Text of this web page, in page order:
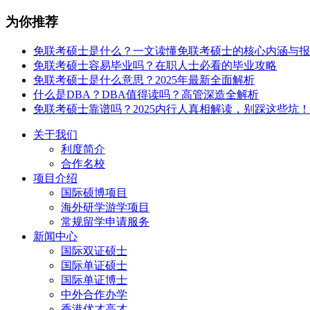
为你推荐
免联考硕士是什么？一文读懂免联考硕士的核心内涵与
免联考硕士容易毕业吗？在职人士必看的毕业攻略
免联考硕士是什么意思？2025年最新全面解析
什么是DBA？DBA值得读吗？高管深造全解析
免联考硕士靠谱吗？2025内行人真相解读，别踩这些坑！
关于我们
利度简介
合作名校
项目介绍
国际硕博项目
海外研学游学项目
常规留学申请服务
新闻中心
国际双证硕士
国际单证硕士
国际单证博士
中外合作办学